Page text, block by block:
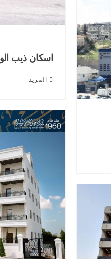
اسكان ذيب